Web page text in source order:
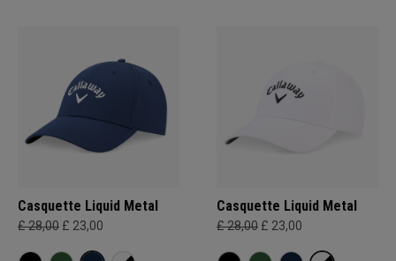
Casquette Liquid Metal
£ 28,00 £ 23,00
Casquette Liquid Metal
£ 28,00 £ 23,00